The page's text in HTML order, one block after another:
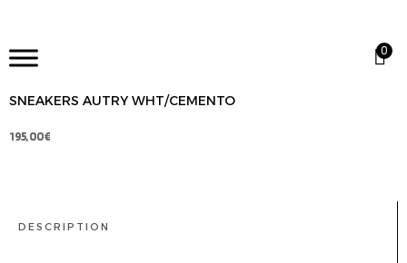
0
SNEAKERS AUTRY WHT/CEMENTO
195,00€
DESCRIPTION